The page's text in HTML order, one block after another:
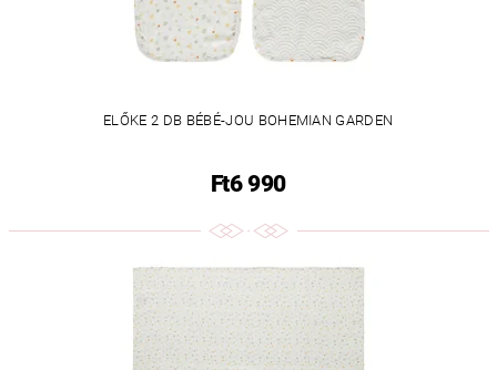
ELŐKE 2 DB BÉBÉ-JOU BOHEMIAN GARDEN
Ft6 990